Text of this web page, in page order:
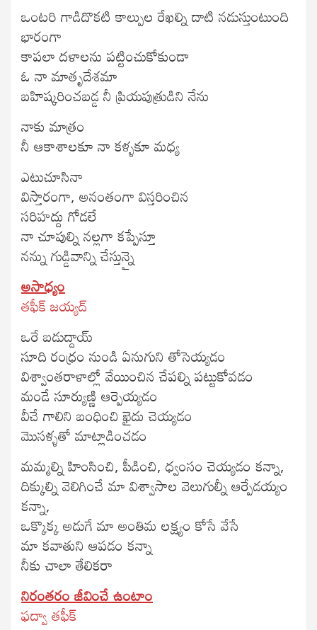
ఒంటరి గాడిదొకటి కాల్పుల రేఖల్ని దాటి నడుస్తుంటుంది
భారంగా
కాపలా దళాలను పట్టించుకోకుండా
ఓ నా మాతృదేశమా
బహిష్కరించబడ్డ నీ ప్రియపుత్రుడిని నేను
నాకు మాత్రం
నీ ఆకాశాలకూ నా కళ్ళకూ మధ్య
ఎటుచూసినా
విస్తారంగా, అనంతంగా విస్తరించిన
సరిహద్దు గోడలే
నా చూపుల్ని నల్లగా కప్పేస్తూ
నన్ను గుడ్డివాన్ని చేస్తున్నై
అసాధ్యం
తఫీక్ జయ్యద్
ఒరే బడుద్దాయ్
సూది రంధ్రం నుండి ఏనుగుని తోసెయ్యడం
విశ్వాంతరాళాల్లో వేయించిన చేపల్ని పట్టుకోవడం
మండే సూర్యుణ్ణి ఆర్పెయ్యడం
వీచే గాలిని బంధించి ఖైదు చెయ్యడం
మొసళ్ళతో మాట్లాడించడం
మమ్మల్ని హింసించి, పీడించి, ధ్వంసం చెయ్యడం కన్నా,
దిక్కుల్ని వెలిగించే మా విశ్వాసాల వెలుగుల్నీ ఆర్పేడయ్యం
కన్నా,
ఒక్కొక్క అడుగే మా అంతిమ లక్ష్యం కోసే వేసే
మా కవాతుని ఆపడం కన్నా
నీకు చాలా తేలికరా
నిరంతరం జీవించే ఉంటాం
ఫద్వా తఫీక్